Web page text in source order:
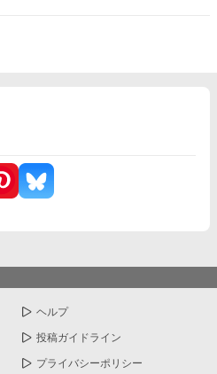
ヘルプ
投稿ガイドライン
プライバシーポリシー